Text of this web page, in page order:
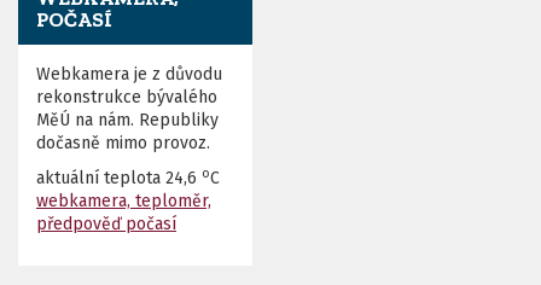
POČASÍ
Webkamera je z důvodu
rekonstrukce bývalého
MěÚ na nám. Republiky
dočasně mimo provoz.
aktuální teplota 24,6 oC
webkamera, teploměr,
předpověď počasí